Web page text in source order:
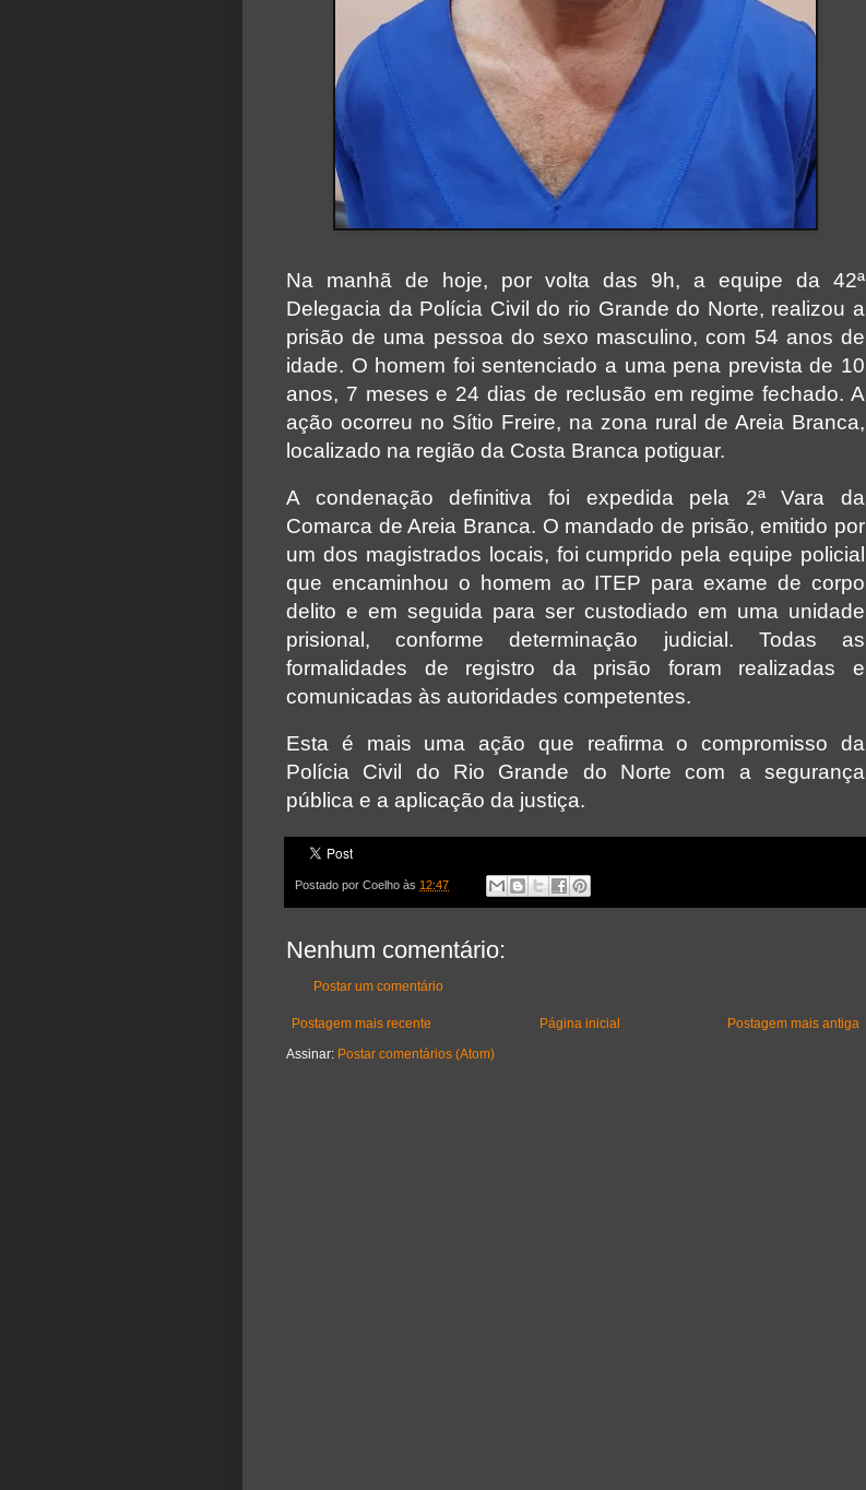
Na manhã de hoje, por volta das 9h, a equipe da 42ª
Delegacia da Polícia Civil do rio Grande do Norte, realizou a
prisão de uma pessoa do sexo masculino, com 54 anos de
idade. O homem foi sentenciado a uma pena prevista de 10
anos, 7 meses e 24 dias de reclusão em regime fechado. A
ação ocorreu no Sítio Freire, na zona rural de Areia Branca,
localizado na região da Costa Branca potiguar.
A condenação definitiva foi expedida pela 2ª Vara da
Comarca de Areia Branca. O mandado de prisão, emitido por
um dos magistrados locais, foi cumprido pela equipe policial
que encaminhou o homem ao ITEP para exame de corpo
delito e em seguida para ser custodiado em uma unidade
prisional, conforme determinação judicial. Todas as
formalidades de registro da prisão foram realizadas e
comunicadas às autoridades competentes.
Esta é mais uma ação que reafirma o compromisso da
Polícia Civil do Rio Grande do Norte com a segurança
pública e a aplicação da justiça.
Postado por Coelho às 12:47
Nenhum comentário:
Postar um comentário
Postagem mais recente Postagem mais antiga
Página inicial
Assinar: Postar comentários (Atom)